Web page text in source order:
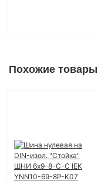
Похожие товары